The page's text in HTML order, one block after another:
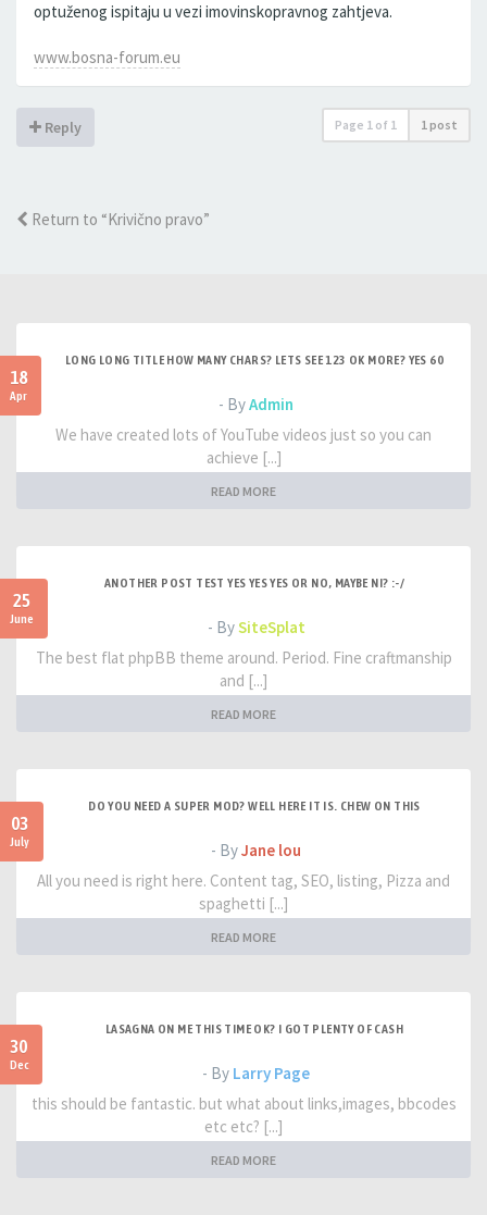
optuženog ispitaju u vezi imovinskopravnog zahtjeva.
www.bosna-forum.eu
Reply Page 1 of 1 1 post
Return to “Krivično pravo”
18
Apr
LONG LONG TITLE HOW MANY CHARS? LETS SEE 123 OK MORE? YES 60
- ByAdmin
We have created lots of YouTube videos just so you can
achieve [...]
READ MORE
25
June
ANOTHER POST TEST YES YES YES OR NO, MAYBE NI? :-/
- BySiteSplat
The best flat phpBB theme around. Period. Fine craftmanship
and [...]
READ MORE
03
July
DO YOU NEED A SUPER MOD? WELL HERE IT IS. CHEW ON THIS
- ByJane lou
All you need is right here. Content tag, SEO, listing, Pizza and
spaghetti [...]
READ MORE
30
Dec
LASAGNA ON ME THIS TIME OK? I GOT PLENTY OF CASH
- By Larry Page
this should be fantastic. but what about links,images, bbcodes
etc etc? [...]
READ MORE